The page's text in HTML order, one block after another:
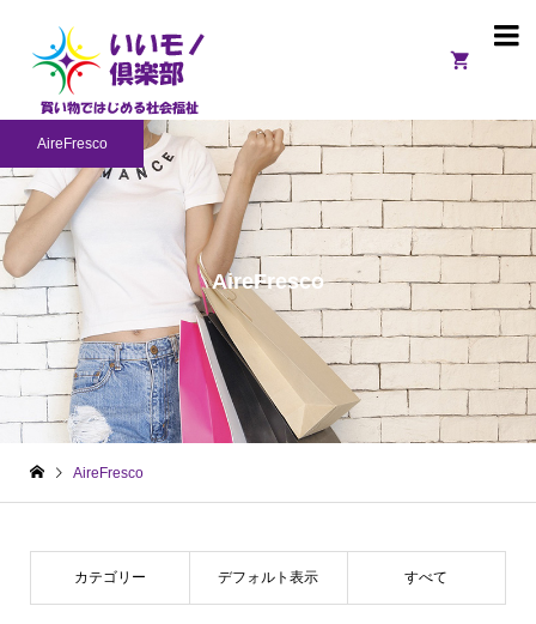

AireFresco
AireFresco
AireFresco
カテゴリー デフォルト表示 すべて